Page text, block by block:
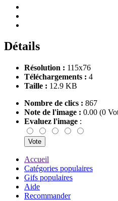
Détails
Résolution : 115x76
Téléchargements : 4
Taille : 12.9 KB
Nombre de clics : 867
Note de l'image : 0.00 (0
Evaluez l'image :
Accueil
Catégories populaires
Gifs populaires
Aide
Recommander